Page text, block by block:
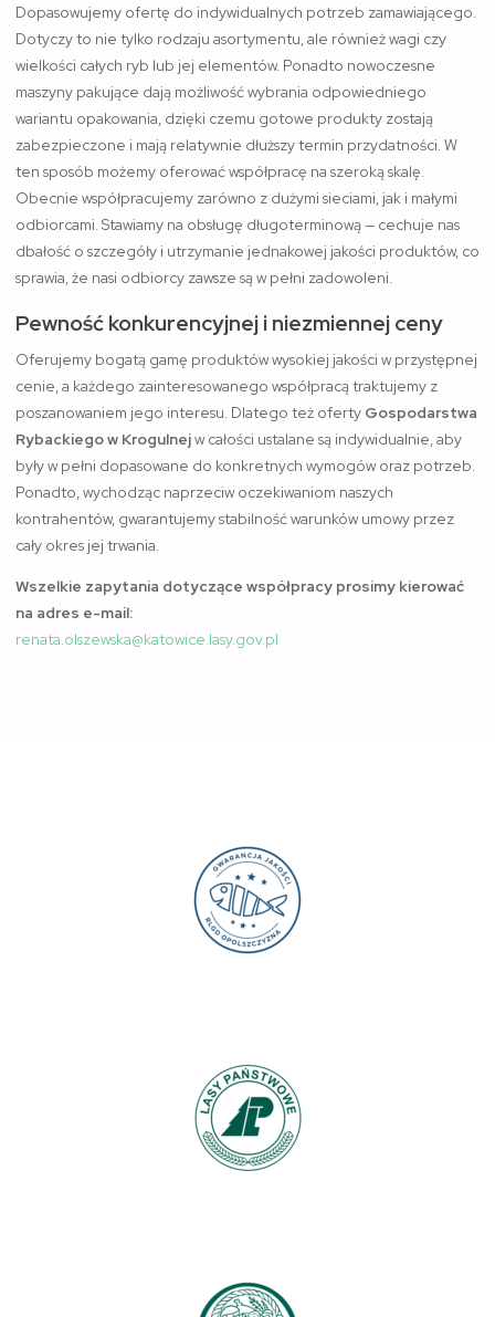
Dopasowujemy ofertę do indywidualnych potrzeb zamawiającego.
Dotyczy to nie tylko rodzaju asortymentu, ale również wagi czy
wielkości całych ryb lub jej elementów. Ponadto nowoczesne
maszyny pakujące dają możliwość wybrania odpowiedniego
wariantu opakowania, dzięki czemu gotowe produkty zostają
zabezpieczone i mają relatywnie dłuższy termin przydatności. W
ten sposób możemy oferować współpracę na szeroką skalę.
Obecnie współpracujemy zarówno z dużymi sieciami, jak i małymi
odbiorcami. Stawiamy na obsługę długoterminową — cechuje nas
dbałość o szczegóły i utrzymanie jednakowej jakości produktów, co
sprawia, że nasi odbiorcy zawsze są w pełni zadowoleni.
Pewność konkurencyjnej i niezmiennej ceny
Oferujemy bogatą gamę produktów wysokiej jakości w przystępnej
cenie, a każdego zainteresowanego współpracą traktujemy z
poszanowaniem jego interesu. Dlatego też oferty Gospodarstwa
Rybackiego w Krogulnejw całości ustalane są indywidualnie, aby
były w pełni dopasowane do konkretnych wymogów oraz potrzeb.
Ponadto, wychodząc naprzeciw oczekiwaniom naszych
kontrahentów, gwarantujemy stabilność warunków umowy przez
cały okres jej trwania.
Wszelkie zapytania dotyczące współpracy prosimy kierować
na adres e-mail:
renata.olszewska@katowice.lasy.gov.pl